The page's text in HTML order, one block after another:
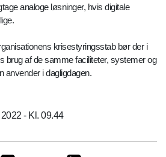
analoge løsninger, hvis digitale
krisestyringsstab bør der i
brug af de samme faciliteter, systemer og
anvender i dagligdagen.
- Kl. 09.44